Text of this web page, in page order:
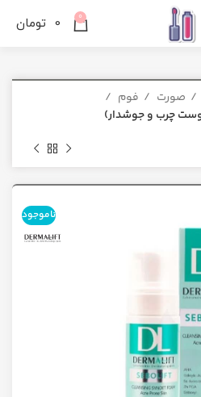
0
0 تومان
صورت
فوم
چرب و جوشدار)
ناموجود